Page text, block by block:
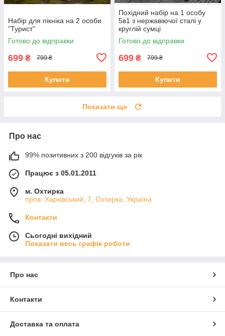
Набір для пікніка на 2 особи
"Турист"
Готово до відправки
699 ₴ 799 ₴
Купити
Похідний набір на 1 особу
5в1 з нержавіючої сталі у
круглій сумці
Готово до відправки
699 ₴ 799 ₴
Купити
Показати ще
Про нас
99% позитивних з 200 відгуків за рік
Працює з 05.01.2011
м. Охтирка
пров. Харківський, 7, Охтирка, Україна
Контакти
Сьогодні вихідний
Показати весь графік роботи
Про нас
Контакти
Доставка та оплата